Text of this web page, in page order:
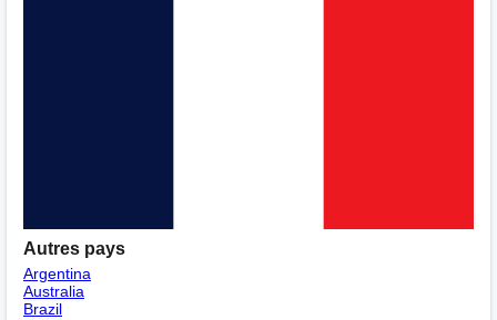
Autres pays
Argentina
Australia
Brazil